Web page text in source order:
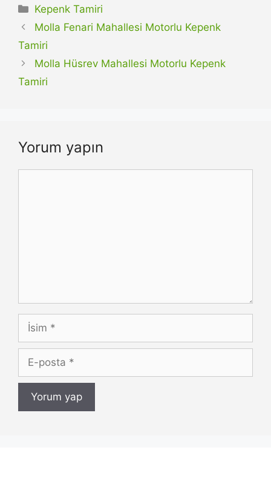
Kategoriler
Kepenk Tamiri
Molla Fenari Mahallesi Motorlu Kepenk
Tamiri
Molla Hüsrev Mahallesi Motorlu Kepenk
Tamiri
Yorum yapın
İsim
posta